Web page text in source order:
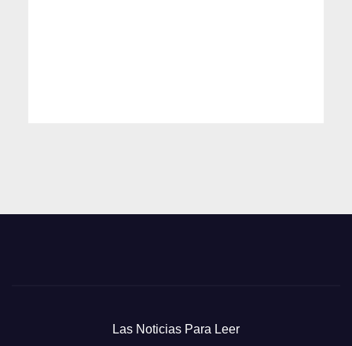
Las Noticias Para Leer